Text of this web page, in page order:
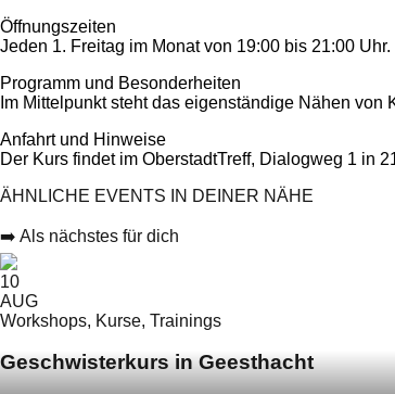
Öffnungszeiten
Jeden 1. Freitag im Monat von 19:00 bis 21:00 Uhr.
Programm und Besonderheiten
Im Mittelpunkt steht das eigenständige Nähen
Anfahrt und Hinweise
Der Kurs findet im OberstadtTreff, Dialogweg 1 in
ÄHNLICHE EVENTS IN DEINER NÄHE
➡️ Als nächstes für dich
10
AUG
Workshops, Kurse, Trainings
Geschwisterkurs in Geesthacht